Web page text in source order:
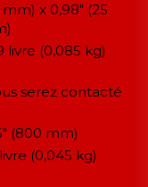
mm) x 0,98" (25
livre (0,085 kg)
(800 mm)
(0,045 kg)
serez contacté